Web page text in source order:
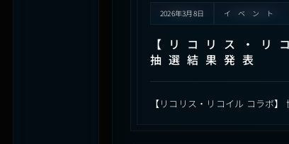
2026年3月8日 イベント
【リコリス・リ
抽選結果発表
【リコリス・リコイル コラボ